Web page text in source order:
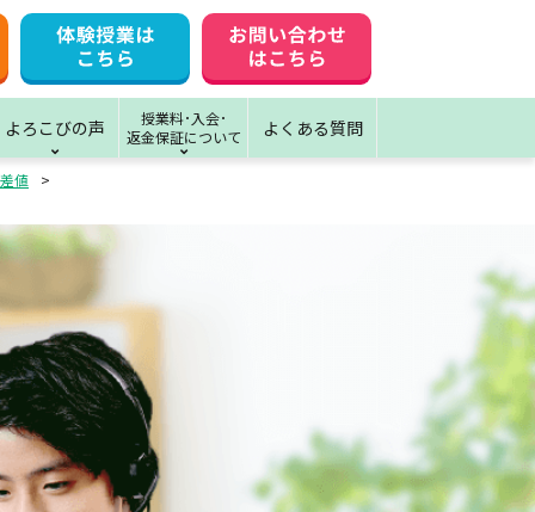
よろこびの声
授業料･入会･
返金保証について
よくある質問
値